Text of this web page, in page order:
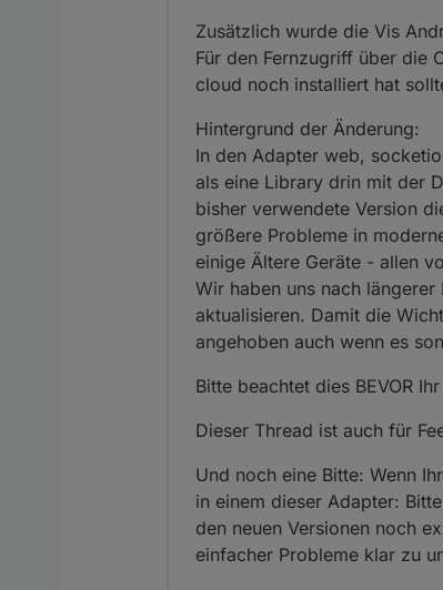
Zusätzlich wurde die Vis
Für den Fernzugriff über die
cloud noch installiert hat
Hintergrund der Änderung:
In den Adapter web,
als eine Library drin mit der
bisher verwendete Version
größere Probleme in
einige Ältere Geräte - allen
Wir haben uns nach
aktualisieren. Damit die
angehoben auch wenn es
Bitte beachtet dies BEVOR
Dieser Thread ist auch für
Und noch eine Bitte: Wenn
in einem dieser Adapter:
den neuen Versionen noch
einfacher Probleme klar zu